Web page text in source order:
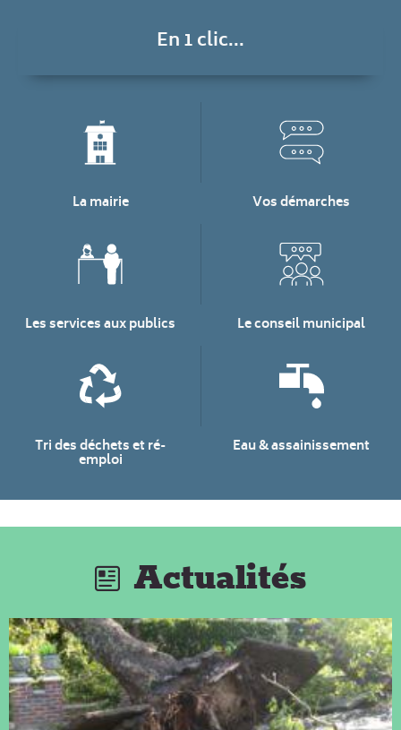
En 1 clic...
La mairie Vos démarches
Les services aux publics Le conseil municipal
Tri des déchets et ré-
emploi
Eau & assainissement
Actualités